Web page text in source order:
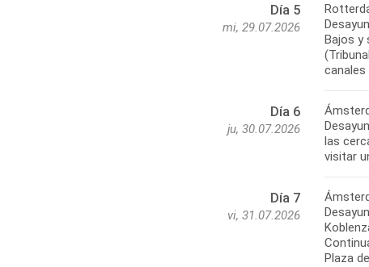
Día 5
mi, 29.07.2026
Bajos y
Día 6
ju, 30.07.2026
las
Día 7
vi, 31.07.2026